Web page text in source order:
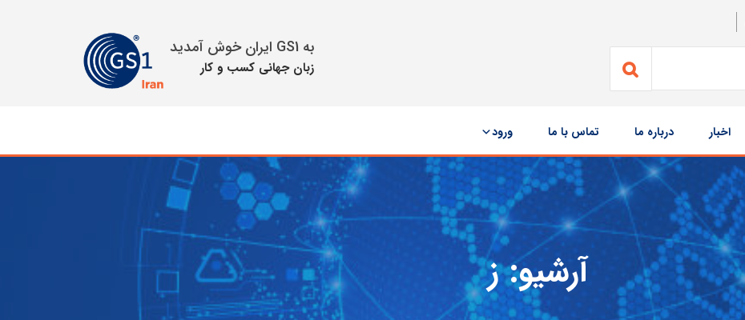
به GS1 ایران خوش آمدید
زبان جهانی كسب و كار
اخبار درباره ما تماس با ما ورود
آرشیو:ز